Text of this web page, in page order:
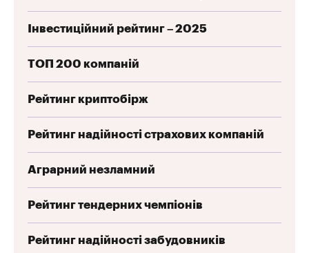
Інвестиційний рейтинг – 2025
ТОП 200 компаній
Рейтинг криптобірж
Рейтинг надійності страхових компаній
Аграрний незламний
Рейтинг тендерних чемпіонів
Рейтинг надійності забудовників